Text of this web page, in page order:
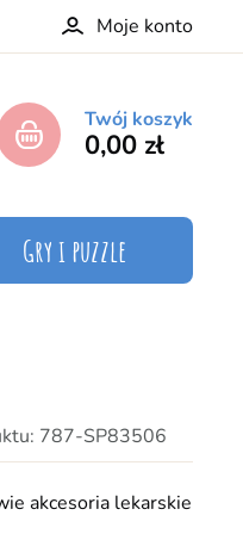
Moje konto
Twój koszyk
0,00 zł
Gry i puzzle
787-SP83506
akcesoria lekarskie